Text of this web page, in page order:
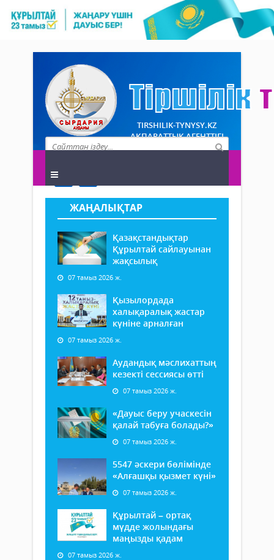
TIRSHILIK-TYNYSY.KZ
АҚПАРАТТЫҚ АГЕНТТІГІ
ЖАҢАЛЫҚТАР
Қазақстандықтар
Құрылтай сайлауынан
жақсылық
07 тамыз 2026 ж.
Қызылордада
халықаралық жастар
күніне арналған
07 тамыз 2026 ж.
Аудандық мәслихаттың
кезекті сессиясы өтті
07 тамыз 2026 ж.
«Дауыс беру учаскесін
қалай табуға болады?»
07 тамыз 2026 ж.
5547 әскери бөлімінде
«Алғашқы қызмет күні»
07 тамыз 2026 ж.
Құрылтай – ортақ
мүдде жолындағы
маңызды қадам
07 тамыз 2026 ж.